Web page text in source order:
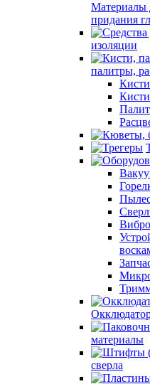
Материалы
придания
изоляции
палитры,
Кисти
материалы
сверла